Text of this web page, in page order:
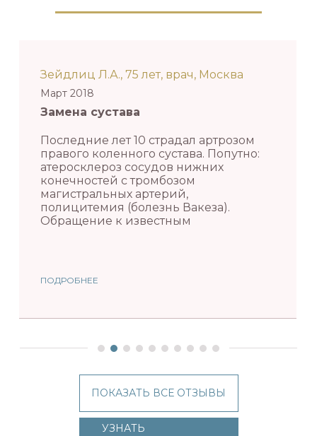
Зейдлиц Л.А., 75 лет, врач, Москва
Март 2018
Замена сустава
Последние лет 10 страдал артрозом
правого коленного сустава. Попутно:
атеросклероз сосудов нижних
конечностей с тромбозом
магистральных артерий,
полицитемия (болезнь Вакеза).
Обращение к известным
ПОДРОБНЕЕ
ПОКАЗАТЬ ВСЕ ОТЗЫВЫ
УЗНАТЬ